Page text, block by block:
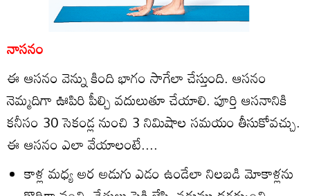
నాసనం
ఈ ఆసనం వెన్ను కింది భాగం సాగేలా చేస్తుంది. ఆసనం
నెమ్మదిగా ఊపిరి పీల్చి వదులుతూ చేయాలి. పూర్తి ఆసనానికి
కనీసం 30 సెకండ్ల నుంచి 3 నిమిషాల సమయం తీసుకోవచ్చు.
ఈ ఆసనం ఎలా వేయాలంటే....
కాళ్ల మధ్య అర అడుగు ఎడం ఉండేలా నిలబడి మోకాళ్లను